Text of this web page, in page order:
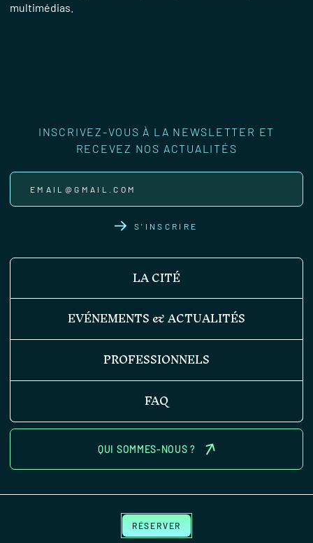
multimédias.
INSCRIVEZ-VOUS À LA NEWSLETTER ET
RECEVEZ NOS ACTUALITÉS
S'INSCRIRE
LA CITÉ
EVÉNEMENTS & ACTUALITÉS
PROFESSIONNELS
FAQ
QUI SOMMES-NOUS ?
RÉSERVER